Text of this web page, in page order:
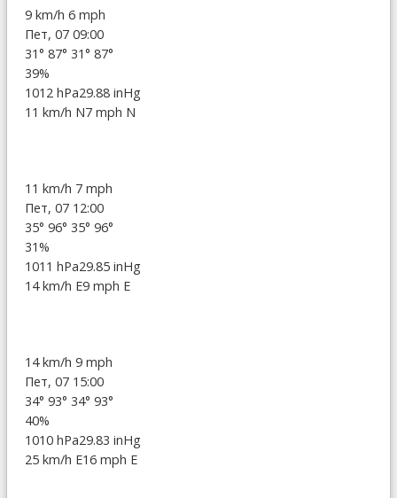
9 km/h 6 mph
Пет, 07 09:00
31° 87° 31° 87°
39%
1012 hPa29.88 inHg
11 km/h N7 mph N
11 km/h 7 mph
Пет, 07 12:00
35° 96° 35° 96°
31%
1011 hPa29.85 inHg
14 km/h E9 mph E
14 km/h 9 mph
Пет, 07 15:00
34° 93° 34° 93°
40%
1010 hPa29.83 inHg
25 km/h E16 mph E